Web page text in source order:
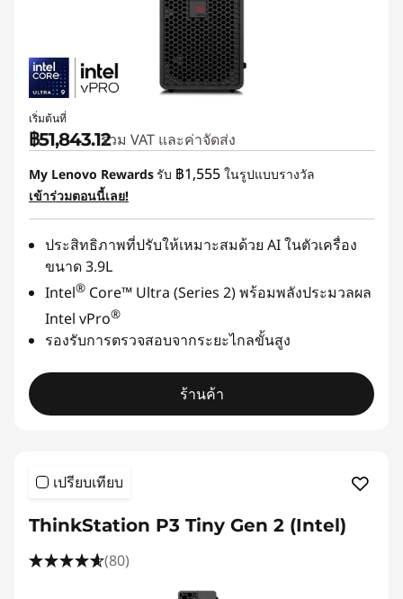
เริ่มต้นที่
฿51,843.12รวม VAT และค่าจัดส่ง
My Lenovo Rewardsรับ ฿1,555 ในรูปแบบรางวัล
เข้าร่วมตอนนี้เลย!
ประสิทธิภาพที่ปรับให้เหมาะสมด้วย AI ในตัวเครื่อง
ขนาด 3.9L
Intel® Core™ Ultra (Series 2) พร้อมพลังประมวลผล
Intel vPro®
รองรับการตรวจสอบจากระยะไกลขั้นสูง
ร้านค้า
เปรียบเทียบ
ThinkStation P3 Tiny Gen 2 (Intel)
(80)